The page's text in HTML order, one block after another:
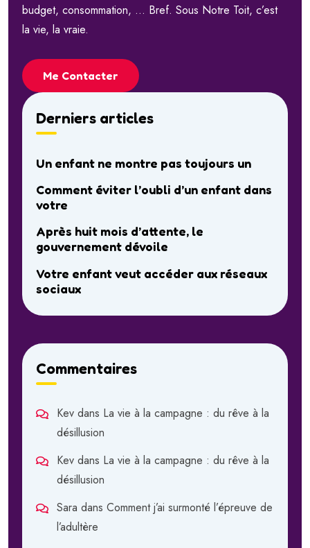
budget, consommation, … Bref. Sous Notre Toit, c’est
la vie, la vraie.
Me Contacter
Derniers articles
Un enfant ne montre pas toujours un
Comment éviter l’oubli d’un enfant dans
votre
Après huit mois d’attente, le
gouvernement dévoile
Votre enfant veut accéder aux réseaux
sociaux
Commentaires
Kev dans La vie à la campagne : du rêve à la
désillusion
Kev dans La vie à la campagne : du rêve à la
désillusion
Sara dans Comment j’ai surmonté l’épreuve de
l’adultère